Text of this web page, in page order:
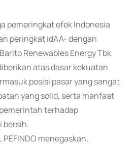
pemeringkat efek Indonesia
peringkat idAA- dengan
Renewables Energy Tbk
atas dasar kekuatan
posisi pasar yang sangat
yang solid, serta manfaat
terhadap
bersih.
menegaskan,